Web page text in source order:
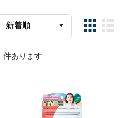
件あります